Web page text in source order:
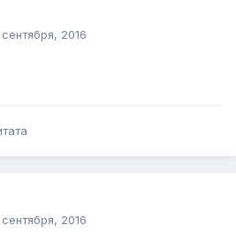
сентября, 2016
сентября, 2016